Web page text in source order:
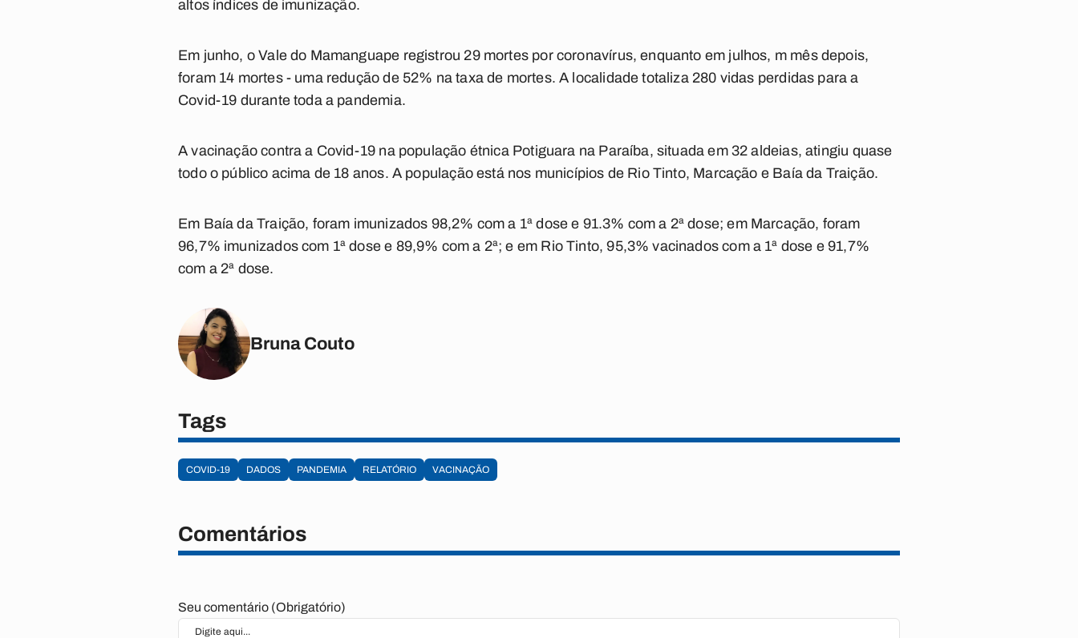
altos índices de imunização.
Em junho, o Vale do Mamanguape registrou 29 mortes por coronavírus, enquanto em julhos, m mês depois,
foram 14 mortes - uma redução de 52% na taxa de mortes. A localidade totaliza 280 vidas perdidas para a
Covid-19 durante toda a pandemia.
A vacinação contra a Covid-19 na população étnica Potiguara na Paraíba, situada em 32 aldeias, atingiu quase
todo o público acima de 18 anos. A população está nos municípios de Rio Tinto, Marcação e Baía da Traição.
Em Baía da Traição, foram imunizados 98,2% com a 1ª dose e 91.3% com a 2ª dose; em Marcação, foram
96,7% imunizados com 1ª dose e 89,9% com a 2ª; e em Rio Tinto, 95,3% vacinados com a 1ª dose e 91,7%
com a 2ª dose.
Bruna Couto
Tags
COVID-19 DADOS PANDEMIA RELATÓRIO VACINAÇÃO
Comentários
Seu comentário (Obrigatório)